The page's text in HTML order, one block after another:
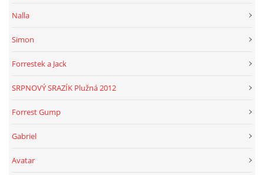
Nalla
Simon
Forrestek a Jack
SRPNOVÝ SRAZÍK Plužná 2012
Forrest Gump
Gabriel
Avatar